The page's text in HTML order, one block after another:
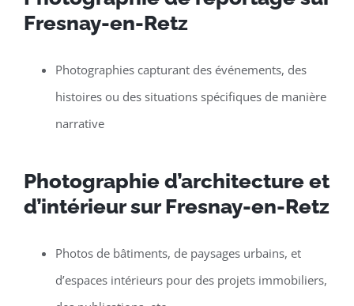
Fresnay-en-Retz
Photographies capturant des événements, des
histoires ou des situations spécifiques de manière
narrative
Photographie d’architecture et
d’intérieur sur Fresnay-en-Retz
Photos de bâtiments, de paysages urbains, et
d’espaces intérieurs pour des projets immobiliers,